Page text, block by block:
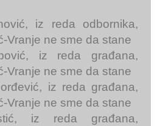
iz reda odbornika,
Vranje ne sme da stane
iz reda građana,
Vranje ne sme da stane
iz reda građana,
Vranje ne sme da stane
iz reda građana,